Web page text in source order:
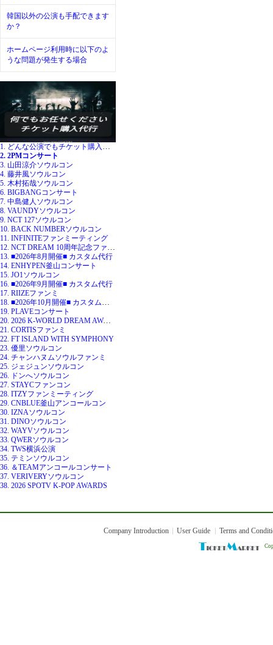
韓国以外の公演も手配できます
か？
ホームページ利用時に以下のよ
うな問題が発生する場合
1. どんな公演でもチケット購入代行
2. 2PMコンサート
3. 山田涼介ソウルコン
4. 藤井風ソウルコン
5. 木村拓哉ソウルコン
6. BIGBANGコンサート
7. 中島健人ソウルコン
8. VAUNDYソウルコン
9. NCT 127ソウルコン
10. BACK NUMBERソウルコン
11. INFINITEファンミーティング
12. NCT DREAM 10周年記念ファンミ
13. ■2026年8月開催■ カスタム代行
14. ENHYPEN釜山コンサート
15. JO1ソウルコン
16. ■2026年9月開催■ カスタム代行
17. RIIZEファンミ
18. ■2026年10月開催■ カスタム代行
19. PLAVEコンサート
20. 2026 K-WORLD DREAM AWARDS
21. CORTISファンミ
22. FT ISLAND WITH SYMPHONY
23. 優里ソウルコン
24. チャンハヌムソウルファンミ
25. ジェジュンソウルコン
26. ドンへソウルコン
27. STAYCファンコン
28. ITZYファンミーティング
29. CNBLUE釜山アンコールコン
30. IZNAソウルコン
31. DINOソウルコン
32. WAYVソウルコン
33. QWERソウルコン
34. TWS横浜公演
35. テミンソウルコン
36. ＆TEAMアンコールコンサート
37. VERIVERYソウルコン
38. 2026 SPOTV K-POP AWARDS
Company Introduction User Guide Terms and